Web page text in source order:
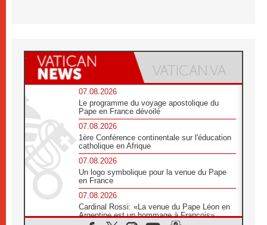
07.08.2026
Le programme du voyage apostolique du
Pape en France dévoilé
07.08.2026
1ère Conférence continentale sur l'éducation
catholique en Afrique
07.08.2026
Un logo symbolique pour la venue du Pape
en France
07.08.2026
Cardinal Rossi: «La venue du Pape Léon en
Argentine est un hommage à François»